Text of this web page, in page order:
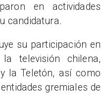
en actividades
candidatura.
su participación en
televisión chilena,
la Teletón, así como
gremiales de